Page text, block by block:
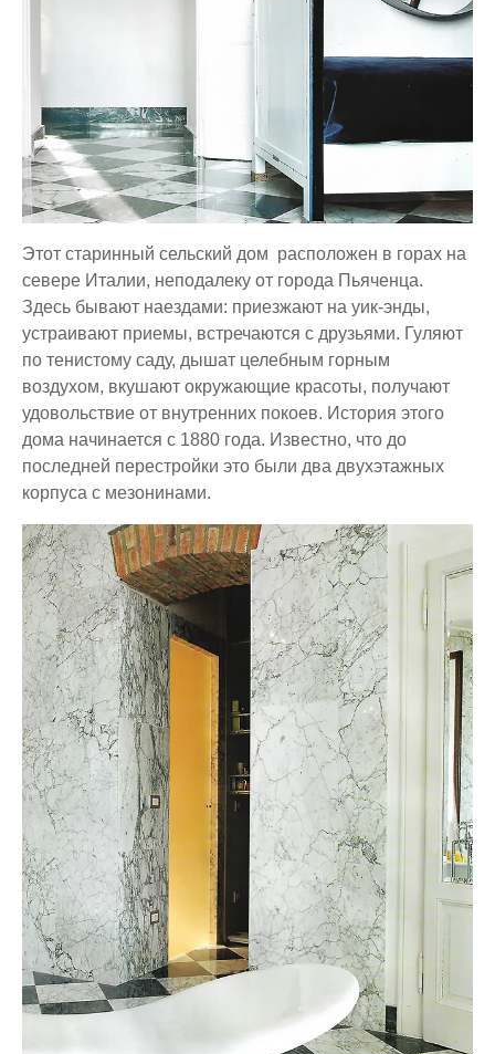
Этот старинный сельский дом расположен в горах на
севере Италии, неподалеку от города Пьяченца.
Здесь бывают наездами: приезжают на уик-энды,
устраивают приемы, встречаются с друзьями. Гуляют
по тенистому саду, дышат целебным горным
воздухом, вкушают окружающие красоты, получают
удовольствие от внутренних покоев. История этого
дома начинается с 1880 года. Известно, что до
последней перестройки это были два двухэтажных
корпуса с мезонинами.